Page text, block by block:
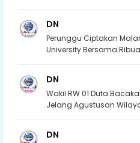
DN
Perunggu Ciptakan
University Bersama
DN
Wakil RW 01 Duta
Jelang Agustusan
DN